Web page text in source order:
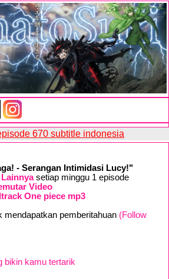
670 subtitle indonesia
- Serangan Intimidasi Lucy!"
setiap minggu 1 episode
Video
One piece mp3
mendapatkan pemberitahuan (Follow
bikin kamu tertarik